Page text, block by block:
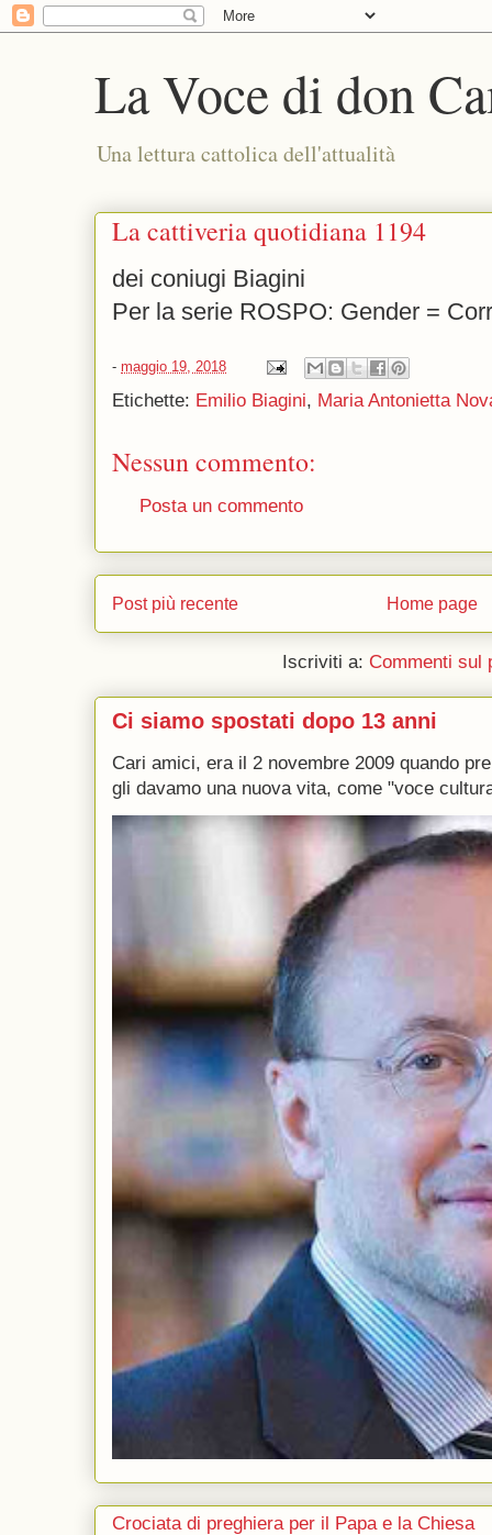
La Voce di don
Una lettura cattolica dell'attualità
La cattiveria quotidiana 1194
dei coniugi Biagini
Per la serie ROSPO: Gender =
- maggio 19, 2018
Etichette: Emilio Biagini, Maria Antonietta
Nessun commento:
Posta un commento
Post più recente Home page
Iscriviti a: Commenti sul
Ci siamo spostati dopo 13 anni
Cari amici, era il 2 novembre 2009 quando
gli davamo una nuova vita, come "voce
Crociata di preghiera per il Papa e la Chiesa